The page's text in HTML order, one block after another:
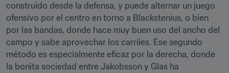
construido desde la defensa, y puede alternar un juego
ofensivo por el centro en torno a Blackstenius, o bien
por las bandas, donde hace muy buen uso del ancho del
campo y sabe aprovechar los carriles. Ese segundo
método es especialmente eficaz por la derecha, donde
la bonita sociedad entre Jakobsson y Glas ha